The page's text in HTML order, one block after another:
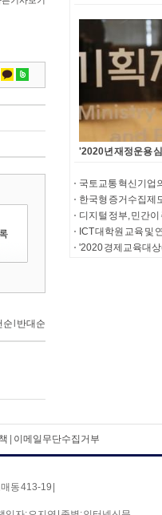
'2020년 재정운용
이메일무단수집거부
동 413-19 |